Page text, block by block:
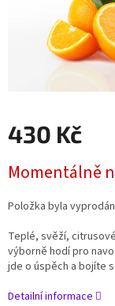
430 Kč
cena:
Momentálně
Položka byla
Teplé, svěží,
výborně hodí pro
jde o úspěch a bojíte
Detailní informace